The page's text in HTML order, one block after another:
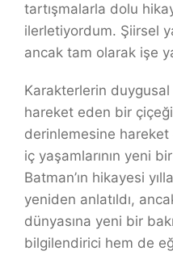
tartışmalarla dolu
ilerletiyordum. Şiirsel
ancak tam olarak işe
Karakterlerin duygusal
hareket eden bir
derinlemesine
iç yaşamlarının yeni
Batman’ın hikayesi
yeniden anlatıldı,
dünyasına yeni bir
bilgilendirici hem de